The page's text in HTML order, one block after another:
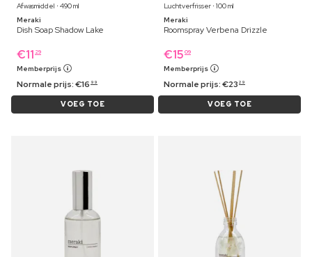
Afwasmiddel ⋅ 490 ml
Meraki
Dish Soap Shadow Lake
€11 29
Memberprijs
Normale prijs:€16 99
VOEG TOE
Luchtverfrisser ⋅ 100 ml
Meraki
Roomspray Verbena Drizzle
€15 09
Memberprijs
Normale prijs:€23 29
VOEG TOE